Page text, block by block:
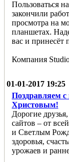
Пользоваться
закончили
просмотра на
планшетах.
вас и принесёт
Компания
01-01-2017 19:25
Поздравляем
Христовым!
Дорогие
сайтов – от
и Светлым
здоровья,
урожаев и